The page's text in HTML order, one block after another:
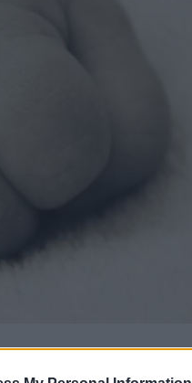
μητέρα του , που